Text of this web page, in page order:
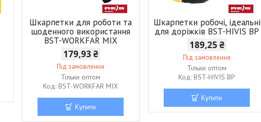
Шкарпетки для роботи та
щоденного використання
BST-WORKFAR MIX
179,93 ₴
Під замовлення
Тільки оптом
BST-WORKFAR MIX
Купити
Шкарпетки робочі, ідеальні
для доріжків BST-HIVIS BP
189,25 ₴
Під замовлення
Тільки оптом
BST-HIVIS BP
Купити